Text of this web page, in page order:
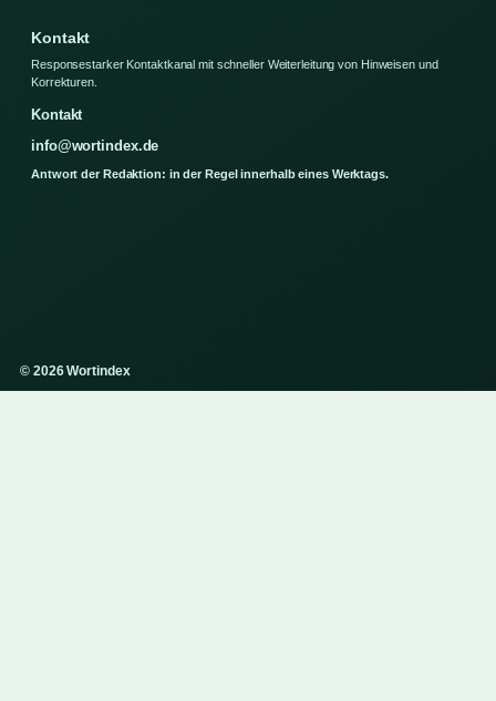
Kontakt
Responsestarker Kontaktkanal mit schneller Weiterleitung von Hinweisen und
Korrekturen.
Kontakt
info@wortindex.de
Antwort der Redaktion: in der Regel innerhalb eines Werktags.
© 2026 Wortindex